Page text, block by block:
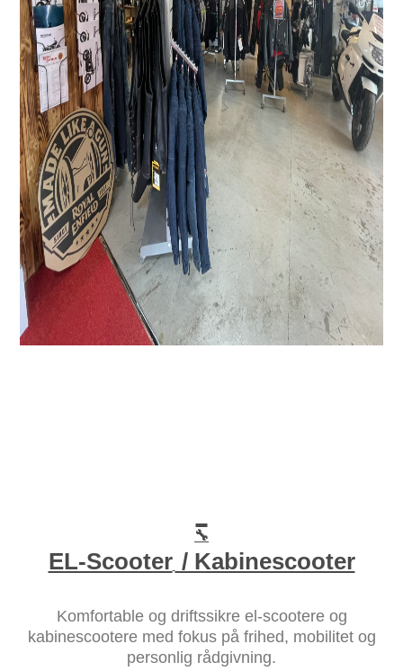
🔧
EL-Scooter / Kabinescooter
Komfortable og driftssikre el-scootere og
kabinescootere med fokus på frihed, mobilitet og
personlig rådgivning.